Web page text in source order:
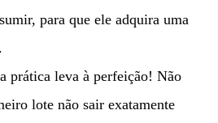
para que ele adquira uma
prática leva à perfeição! Não
lote não sair exatamente